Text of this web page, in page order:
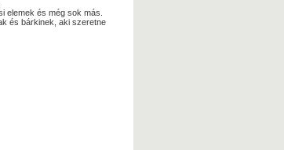
elemek és még sok más.
és bárkinek, aki szeretne